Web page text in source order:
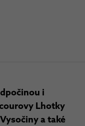
i
Lhotky
a také